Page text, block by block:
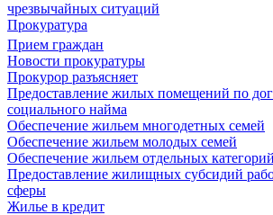
чрезвычайных ситуаций
Прокуратура
Прием граждан
Новости прокуратуры
Прокурор разъясняет
Предоставление жилых помещений по
социального найма
Обеспечение жильем многодетных семей
Обеспечение жильем молодых семей
Обеспечение жильем отдельных
Предоставление жилищных субсидий
сферы
Жилье в кредит